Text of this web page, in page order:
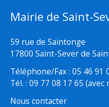
Mairie de Saint-
59 rue de Saintonge
17800 Saint-Sever de
Téléphone/Fax : 05 46 91
Tél. : 09 77 08 17 65
Nous contacter